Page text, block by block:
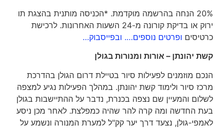
20% הנחה בהרשמה מוקדמת. *הכניסה מותנית בהצגת תו
ירוק או בדיקת קורונה מ-24 השעות האחרונות. לרכישת
כרטיסיםופרטים נוספים…. ובפייסבוק…
קשת יהונתן – אורות ומנורות בגולן
הנכם מוזמנים לפעילות סיור בטיילת דרום הגולן בהדרכת
מרכז סיור ולימוד קשת יהונתן. במהלך הפעילות נגיע למצפה
לשלום והמעיין שם נצפה בכנרת, נדבר על ההתיישבות בגולן
בעת החדשה ומה קרה להר שהיה כמפלצת. לאחר מכן ניסע
לאמפי-גולן, נצעד דרך יער קק"ל למערת המנורה ונשמע על